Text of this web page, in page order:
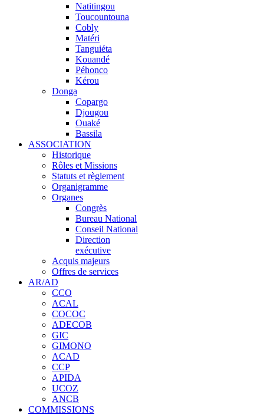
Natitingou
Toucountouna
Cobly
Matéri
Tanguiéta
Kouandé
Péhonco
Kérou
Donga
Copargo
Djougou
Ouaké
Bassila
ASSOCIATION
Historique
Rôles et Missions
Statuts et règlement
Organigramme
Organes
Congrès
Bureau National
Conseil National
Direction
exécutive
Acquis majeurs
Offres de services
AR/AD
CCO
ACAL
COCOC
ADECOB
GIC
GIMONO
ACAD
CCP
APIDA
UCOZ
ANCB
COMMISSIONS